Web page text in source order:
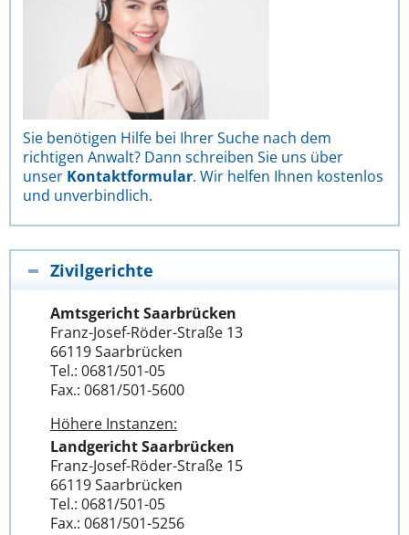
Sie benötigen Hilfe bei Ihrer Suche nach dem
richtigen Anwalt? Dann schreiben Sie uns über
unser Kontaktformular. Wir helfen Ihnen kostenlos
und unverbindlich.
Zivilgerichte
Amtsgericht Saarbrücken
Franz-Josef-Röder-Straße 13
66119 Saarbrücken
Tel.: 0681/501-05
Fax.: 0681/501-5600
Höhere Instanzen:
Landgericht Saarbrücken
Franz-Josef-Röder-Straße 15
66119 Saarbrücken
Tel.: 0681/501-05
Fax.: 0681/501-5256